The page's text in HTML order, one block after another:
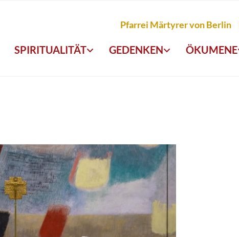
Pfarrei Märtyrer von Berlin
SPIRITUALITÄT GEDENKEN ÖKUMENE